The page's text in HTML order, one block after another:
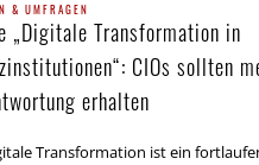
& UMFRAGEN
„Digitale Transforma­tion in
CIOs sollten
erhalten
Transformation ist ein